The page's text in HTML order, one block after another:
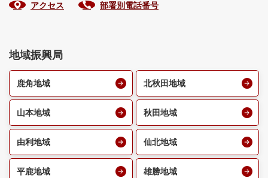
アクセス 部署別電話番号
地域振興局
鹿角地域 北秋田地域
山本地域 秋田地域
由利地域 仙北地域
平鹿地域 雄勝地域